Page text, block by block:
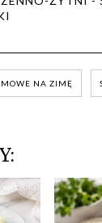
NA ZIMĘ